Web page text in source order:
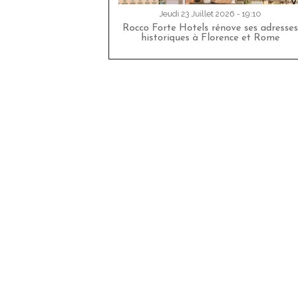
Jeudi 23 Juillet 2026 - 19:10
Rocco Forte Hotels rénove ses adresses
historiques à Florence et Rome